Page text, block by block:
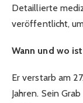
Detaillierte
veröffentlicht,
Wann und wo
Er verstarb am
Jahren. Sein